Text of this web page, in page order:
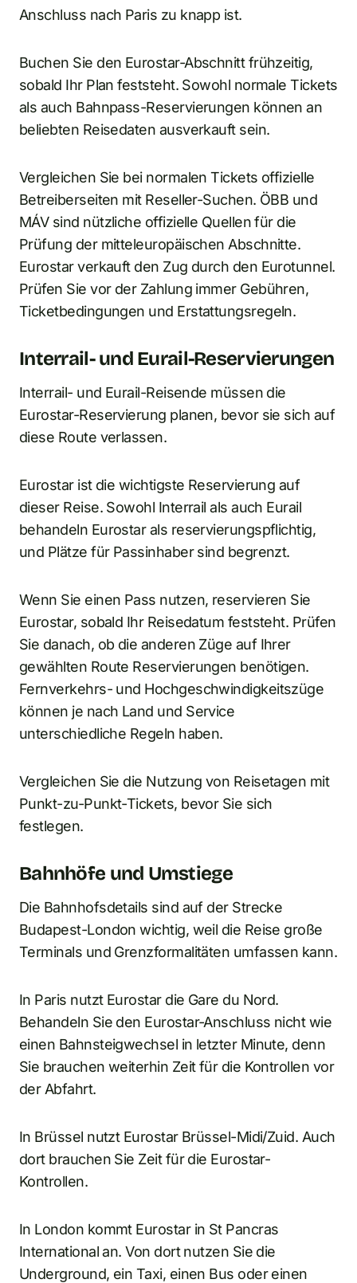
Anschluss nach Paris zu knapp ist.
Buchen Sie den Eurostar-Abschnitt frühzeitig,
sobald Ihr Plan feststeht. Sowohl normale Tickets
als auch Bahnpass-Reservierungen können an
beliebten Reisedaten ausverkauft sein.
Vergleichen Sie bei normalen Tickets offizielle
Betreiberseiten mit Reseller-Suchen. ÖBB und
MÁV sind nützliche offizielle Quellen für die
Prüfung der mitteleuropäischen Abschnitte.
Eurostar verkauft den Zug durch den Eurotunnel.
Prüfen Sie vor der Zahlung immer Gebühren,
Ticketbedingungen und Erstattungsregeln.
Interrail- und Eurail-Reservierungen
Interrail- und Eurail-Reisende müssen die
Eurostar-Reservierung planen, bevor sie sich auf
diese Route verlassen.
Eurostar ist die wichtigste Reservierung auf
dieser Reise. Sowohl Interrail als auch Eurail
behandeln Eurostar als reservierungspflichtig,
und Plätze für Passinhaber sind begrenzt.
Wenn Sie einen Pass nutzen, reservieren Sie
Eurostar, sobald Ihr Reisedatum feststeht. Prüfen
Sie danach, ob die anderen Züge auf Ihrer
gewählten Route Reservierungen benötigen.
Fernverkehrs- und Hochgeschwindigkeitszüge
können je nach Land und Service
unterschiedliche Regeln haben.
Vergleichen Sie die Nutzung von Reisetagen mit
Punkt-zu-Punkt-Tickets, bevor Sie sich
festlegen.
Bahnhöfe und Umstiege
Die Bahnhofsdetails sind auf der Strecke
Budapest-London wichtig, weil die Reise große
Terminals und Grenzformalitäten umfassen kann.
In Paris nutzt Eurostar die Gare du Nord.
Behandeln Sie den Eurostar-Anschluss nicht wie
einen Bahnsteigwechsel in letzter Minute, denn
Sie brauchen weiterhin Zeit für die Kontrollen vor
der Abfahrt.
In Brüssel nutzt Eurostar Brüssel-Midi/Zuid. Auch
dort brauchen Sie Zeit für die Eurostar-
Kontrollen.
In London kommt Eurostar in St Pancras
International an. Von dort nutzen Sie die
Underground, ein Taxi, einen Bus oder einen